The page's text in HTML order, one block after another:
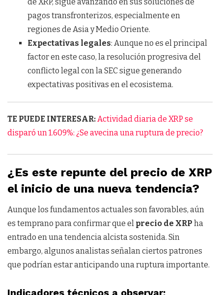
pagos transfronterizos, especialmente en
regiones de Asia y Medio Oriente.
Expectativas legales: Aunque no es el principal
factor en este caso, la resolución progresiva del
conflicto legal con la SEC sigue generando
expectativas positivas en el ecosistema.
TE PUEDE INTERESAR:Actividad diaria de XRP se
disparó un 1.609%: ¿Se avecina una ruptura de precio?
¿Es este repunte del precio de XRP
el inicio de una nueva tendencia?
Aunque los fundamentos actuales son favorables, aún
es temprano para confirmar que el precio de XRP ha
entrado en una tendencia alcista sostenida. Sin
embargo, algunos analistas señalan ciertos patrones
que podrían estar anticipando una ruptura importante.
Indicadores técnicos a observar: